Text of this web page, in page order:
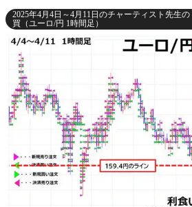
2025年4月4日～4月11日のチャーティスト先生
買（ユーロ/円 1時間足）